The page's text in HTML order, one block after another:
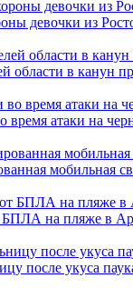
девочки из
области в канун
время атаки на
мобильная
на пляже в
после укуса